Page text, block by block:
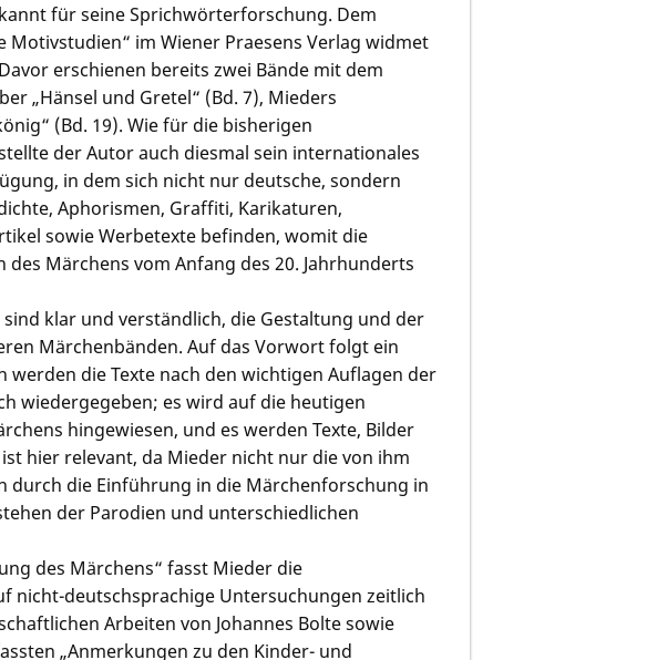
für seine Sprichwörterforschung. Dem
Motivstudien“ im Wiener Praesens Verlag widmet
erschienen bereits zwei Bände mit dem
„Hänsel und Gretel“ (Bd. 7), Mieders
(Bd. 19). Wie für die bisherigen
der Autor auch diesmal sein internationales
in dem sich nicht nur deutsche, sondern
Aphorismen, Graffiti, Karikaturen,
sowie Werbetexte befinden, womit die
Märchens vom Anfang des 20. Jahrhunderts
klar und verständlich, die Gestaltung und der
Märchenbänden. Auf das Vorwort folgt ein
werden die Texte nach den wichtigen Auflagen der
wiedergegeben; es wird auf die heutigen
hingewiesen, und es werden Texte, Bilder
hier relevant, da Mieder nicht nur die von ihm
durch die Einführung in die Märchenforschung in
der Parodien und unterschiedlichen
des Märchens“ fasst Mieder die
nicht-deutschsprachige Untersuchungen zeitlich
Arbeiten von Johannes Bolte sowie
„Anmerkungen zu den Kinder- und